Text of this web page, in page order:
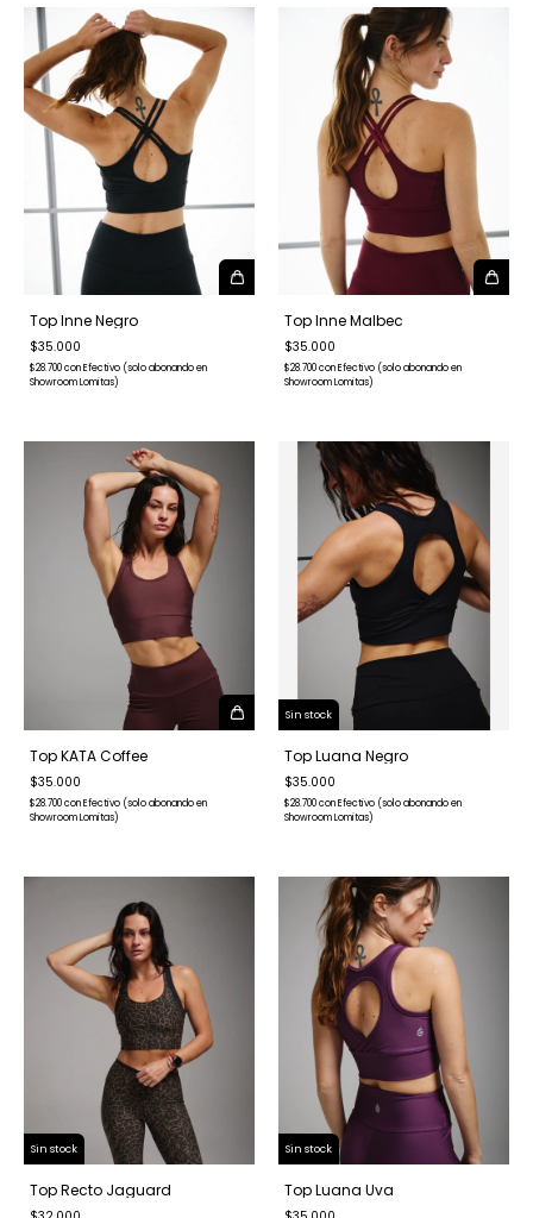
Top Inne Negro
$35.000
$28.700conEfectivo (solo abonando en
Showroom Lomitas)
Top Inne Malbec
$35.000
$28.700conEfectivo (solo abonando en
Showroom Lomitas)
Top KATA Coffee
$35.000
$28.700conEfectivo (solo abonando en
Showroom Lomitas)
Sin stock
Top Luana Negro
$35.000
$28.700conEfectivo (solo abonando en
Showroom Lomitas)
Sin stock
Top Recto Jaguard
Sin stock
Top Luana Uva